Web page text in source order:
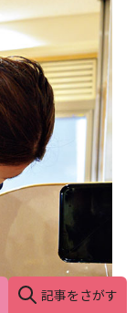
記事をさがす